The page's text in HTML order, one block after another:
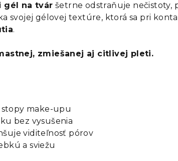
gél na tvár šetrne odstraňuje nečistoty,
svojej gélovej textúre, ktorá sa pri
.
zmiešanej aj citlivej pleti.
make-upu
bez vysušenia
viditeľnosť pórov
a sviežu